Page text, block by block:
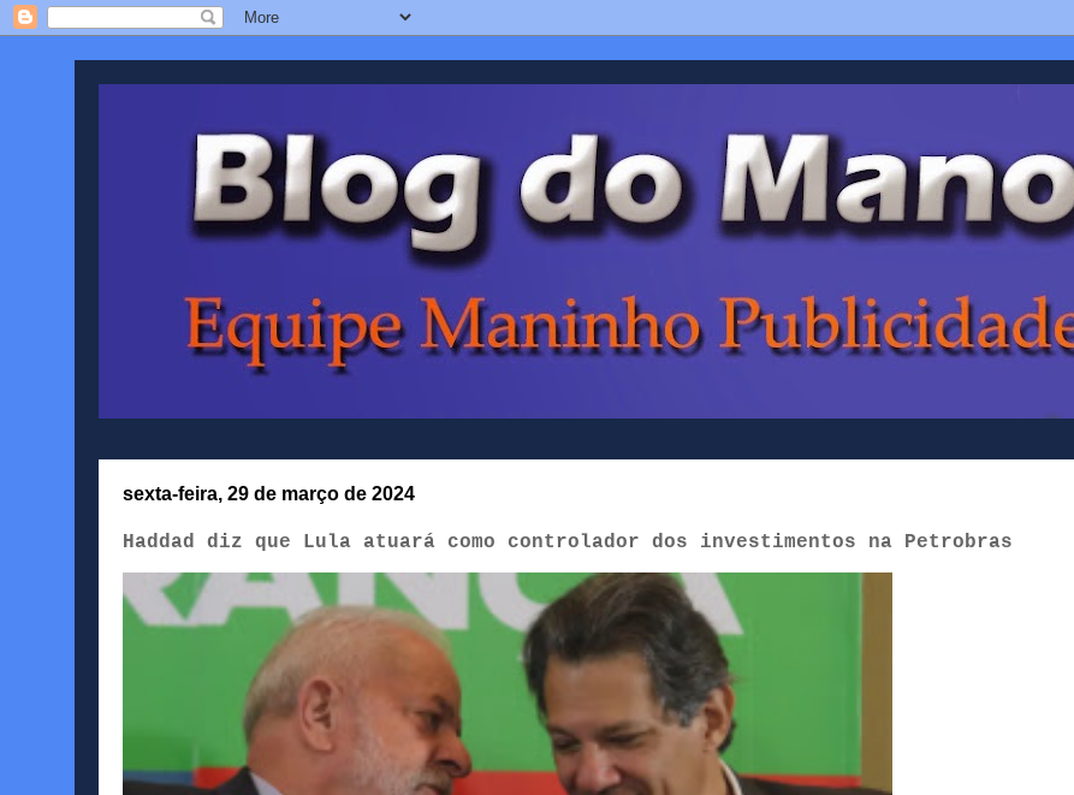
sexta-feira, 29 de março de 2024
Haddad diz que Lula atuará como controlador dos investimentos na Petrobras